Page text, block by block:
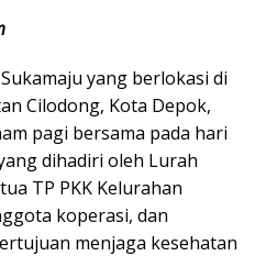
yang berlokasi di
Cilodong, Kota Depok,
pagi bersama pada hari
dihadiri oleh Lurah
TP PKK Kelurahan
koperasi, dan
menjaga kesehatan